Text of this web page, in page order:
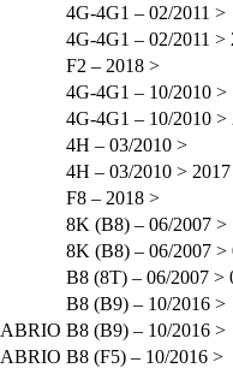
4G-4G1 – 02/2011 >
4G-4G1 – 02/2011 >
F2 – 2018 >
4G-4G1 – 10/2010 >
4G-4G1 – 10/2010 >
4H – 03/2010 >
4H – 03/2010 > 2017
F8 – 2018 >
8K (B8) – 06/2007 >
8K (B8) – 06/2007 >
B8 (8T) – 06/2007 >
B8 (B9) – 10/2016 >
B8 (B9) – 10/2016 >
B8 (F5) – 10/2016 >